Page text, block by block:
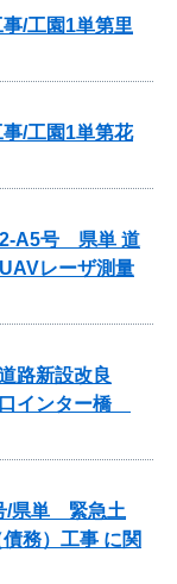
/工園1単第里
/工園1単第花
A5号 県単 道
レーザ測量
路新設改良
インター橋
/県単 緊急土
務）工事 に関